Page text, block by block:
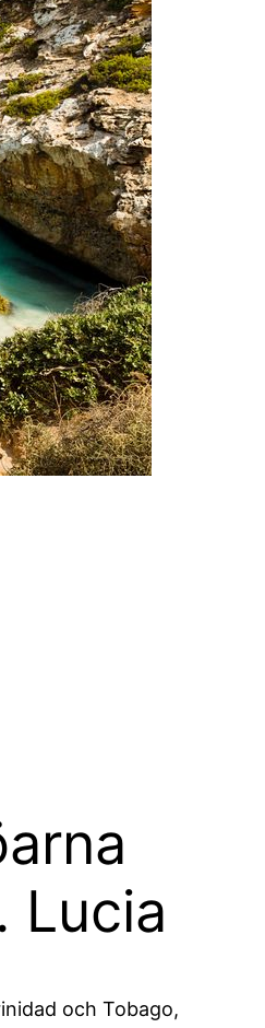
Lucia
och Tobago,